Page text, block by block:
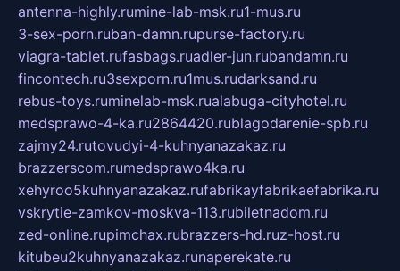
antenna-highly.rumine-lab-msk.ru1-mus.ru
3-sex-porn.ruban-damn.rupurse-factory.ru
viagra-tablet.rufasbags.ruadler-jun.rubandamn.ru
fincontech.ru3sexporn.ru1mus.rudarksand.ru
rebus-toys.ruminelab-msk.rualabuga-cityhotel.ru
medsprawo-4-ka.ru2864420.rublagodarenie-spb.ru
zajmy24.rutovudyi-4-kuhnyanazakaz.ru
brazzerscom.rumedsprawo4ka.ru
xehyroo5kuhnyanazakaz.rufabrikayfabrikaefabrika.ru
vskrytie-zamkov-moskva-113.rubiletnadom.ru
zed-online.rupimchax.rubrazzers-hd.ruz-host.ru
kitubeu2kuhnyanazakaz.runaperekate.ru